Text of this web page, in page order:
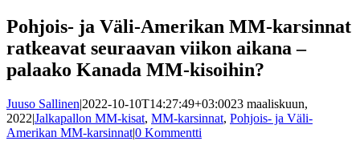
Pohjois- ja Väli-Amerikan MM-karsinnat
ratkeavat seuraavan viikon aikana –
palaako Kanada MM-kisoihin?
Juuso Sallinen|2022-10-10T14:27:49+03:0023 maaliskuun,
2022|Jalkapallon MM-kisat, MM-karsinnat, Pohjois- ja Väli-
Amerikan MM-karsinnat|0 Kommentti